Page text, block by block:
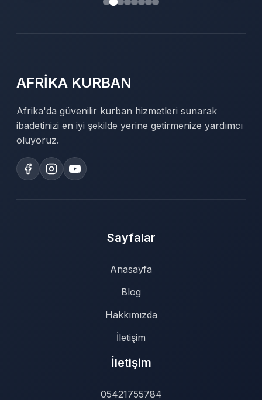
AFRİKA KURBAN
Afrika'da güvenilir kurban hizmetleri sunarak
ibadetinizi en iyi şekilde yerine getirmenize yardımcı
oluyoruz.
Sayfalar
Anasayfa
Blog
Hakkımızda
İletişim
İletişim
05421755784